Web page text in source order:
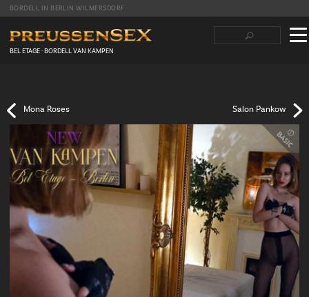
BORDELL IN BERLIN WILMERSDORF
Suchbegriffe
Navigation
überspringen
BEL ETAGE · BORDELL VAN KAMPEN
Mona Roses Salon Pankow